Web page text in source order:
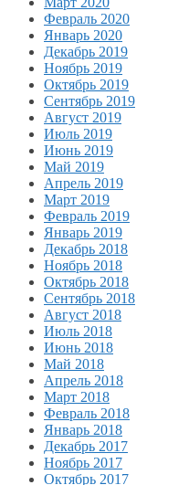
Февраль 2020
Январь 2020
Декабрь 2019
Ноябрь 2019
Октябрь 2019
Сентябрь 2019
Август 2019
Июль 2019
Июнь 2019
Май 2019
Апрель 2019
Март 2019
Февраль 2019
Январь 2019
Декабрь 2018
Ноябрь 2018
Октябрь 2018
Сентябрь 2018
Август 2018
Июль 2018
Июнь 2018
Май 2018
Апрель 2018
Март 2018
Февраль 2018
Январь 2018
Декабрь 2017
Ноябрь 2017
Октябрь 2017